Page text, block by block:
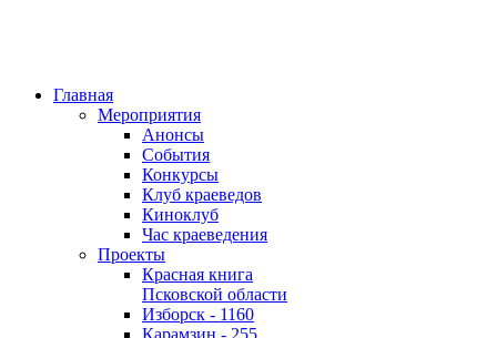
Главная
Мероприятия
Анонсы
События
Конкурсы
Клуб краеведов
Киноклуб
Час краеведения
Проекты
Красная книга
Псковской области
Изборск - 1160
Карамзин - 255